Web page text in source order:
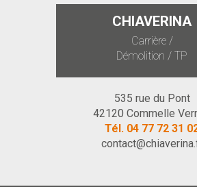
CHIAVERINA
Carrière /
Démolition / TP
535 rue du Pont
42120 Commelle
Tél. 04 77 72 31